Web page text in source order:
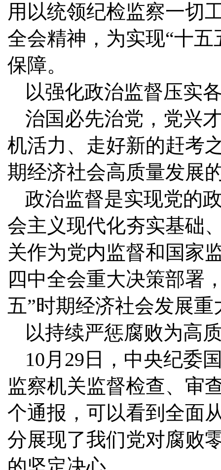
用以统领纪检监察一切
全会精神，为实现“十
保障。
以强化政治监督压
治国必先治党，党兴
机活力、走好新的赶考
期经济社会高质量发展
政治监督是实现党的
会主义现代化夯实基础
关作为党内监督和国家
四中全会重大决策部署
五”时期经济社会发展
以持续严惩腐败为高
10月29日，中央纪委
监察机关监督检查、审
个通报，可以看到全面
分展现了我们党对腐败